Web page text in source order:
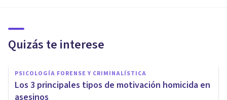
Quizás te interese
PSICOLOGÍA FORENSE Y CRIMINALÍSTICA
Los 3 principales tipos de motivación homicida en
asesinos